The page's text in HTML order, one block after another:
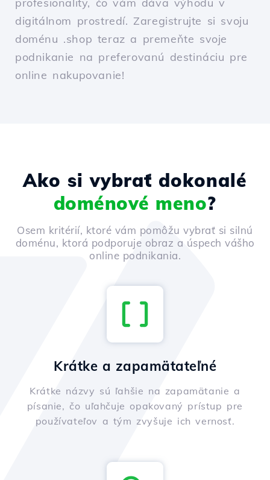
profesionality, čo vám dáva výhodu v
digitálnom prostredí. Zaregistrujte si svoju
doménu .shop teraz a premeňte svoje
podnikanie na preferovanú destináciu pre
online nakupovanie!
Ako si vybrať dokonalé
doménové meno?
Osem kritérií, ktoré vám pomôžu vybrať si silnú
doménu, ktorá podporuje obraz a úspech vášho
online podnikania.
Krátke a zapamätateľné
Krátke názvy sú ľahšie na zapamätanie a
písanie, čo uľahčuje opakovaný prístup pre
používateľov a tým zvyšuje ich vernosť.